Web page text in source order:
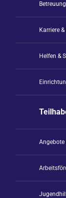
Karriere
Helfen &
Angebote